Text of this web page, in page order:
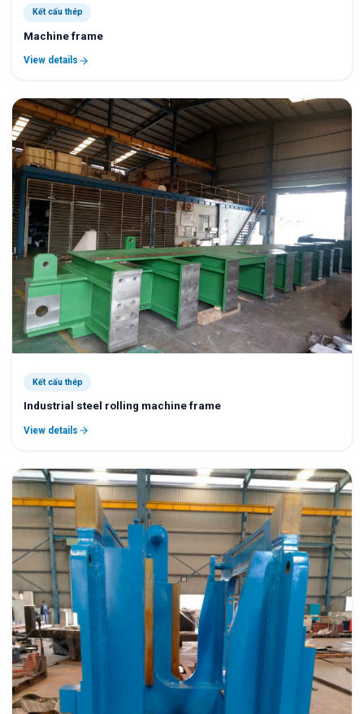
Kết cấu thép
Machine frame
View details
Kết cấu thép
Industrial steel rolling machine frame
View details